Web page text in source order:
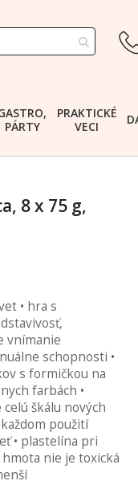
PÁRTY
PRAKTICKÉ
VECI
8 x 75 g,
• hra s
vnímanie
schopnosti •
s formičkou na
farbách •
škálu nových
použití
• plastelína pri
nie je toxická